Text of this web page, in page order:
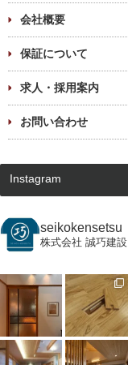
会社概要
保証について
求人・採用案内
お問い合わせ
Instagram
seikokensetsu
株式会社 誠巧建設